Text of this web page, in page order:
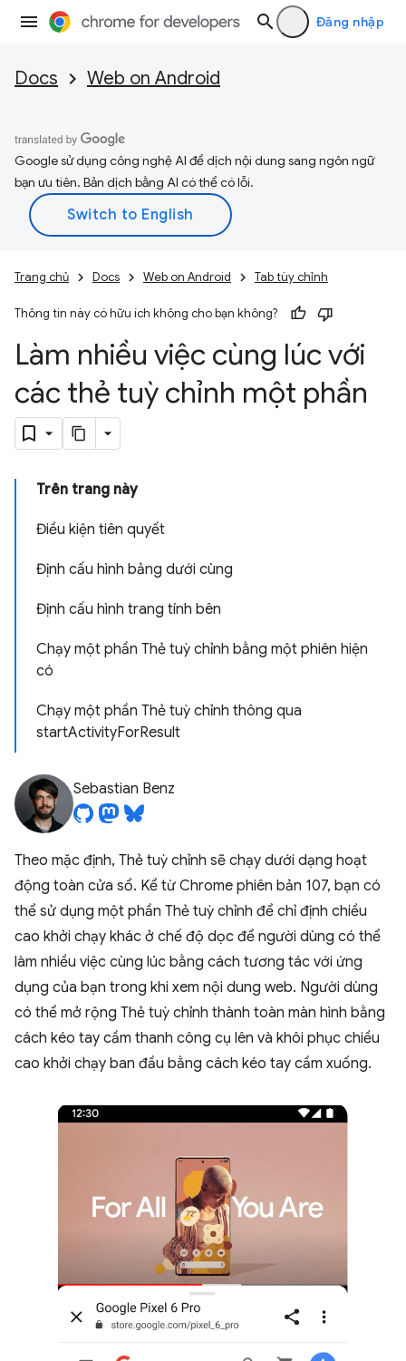
Đăng nhập
Docs Web on Android
Google sử dụng công nghệ AI để dịch nội dung sang ngôn ngữ
bạn ưu tiên. Bản dịch bằng AI có thể có lỗi.
Trang chủ Docs Web on Android Tab tùy chỉnh
Thông tin này có hữu ích không cho bạn không?
Làm nhiều việc cùng lúc với
các thẻ tuỳ chỉnh một phần
Trên trang này
Điều kiện tiên quyết
Định cấu hình bảng dưới cùng
Định cấu hình trang tính bên
Chạy một phần Thẻ tuỳ chỉnh bằng một phiên hiện
có
Chạy một phần Thẻ tuỳ chỉnh thông qua
startActivityForResult
Sebastian Benz
Theo mặc định, Thẻ tuỳ chỉnh sẽ chạy dưới dạng hoạt
động toàn cửa sổ. Kể từ Chrome phiên bản 107, bạn có
thể sử dụng một phần Thẻ tuỳ chỉnh để chỉ định chiều
cao khởi chạy khác ở chế độ dọc để người dùng có thể
làm nhiều việc cùng lúc bằng cách tương tác với ứng
dụng của bạn trong khi xem nội dung web. Người dùng
có thể mở rộng Thẻ tuỳ chỉnh thành toàn màn hình bằng
cách kéo tay cầm thanh công cụ lên và khôi phục chiều
cao khởi chạy ban đầu bằng cách kéo tay cầm xuống.